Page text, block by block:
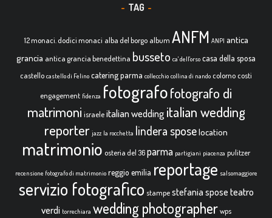
TAG
12 monaci. dodici monaci alba del borgo album ANFM ANPI antica
grancia antica grancia benedettina busseto ca' dell'orso casa della sposa
castello castello di Felino catering parma collecchio collina di nando colorno costi
engagement fidenza fotografofotografo di
matrimoni israele italian wedding italian wedding
reporter jazz la rocchetta lindera sposelocation
matrimonio osteria del 36parma partigiani piacenza pulitzer
recensione fotografo di matrimonio reggio emilia reportage salsomaggiore
servizio fotografico stampe stefania spose teatro
verdi torrechiara wedding photographer wps